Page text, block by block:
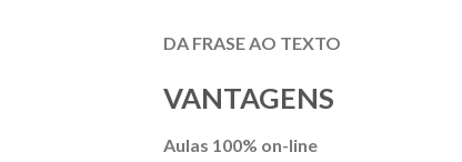
DA FRASE AO TEXTO
VANTAGENS
Aulas 100% on-line